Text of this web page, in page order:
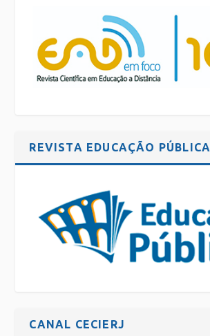
REVISTA EDUCAÇÃO PÚBLICA
CANAL CECIERJ